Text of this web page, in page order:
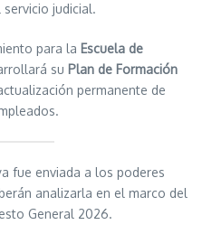
judicial.
para la Escuela de
su Plan de Formación
permanente de
fue enviada a los poderes
analizarla en el marco del
General 2026.